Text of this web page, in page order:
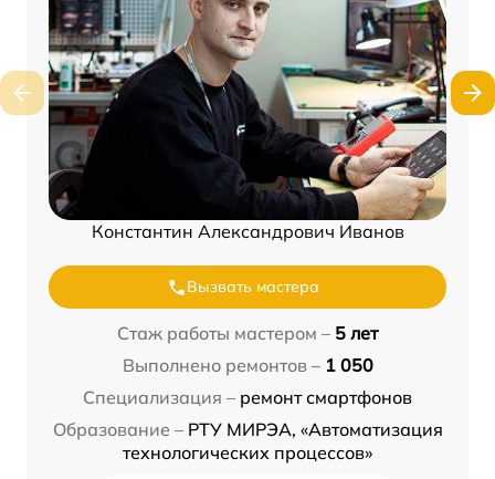
Константин Александрович Иванов
Вызвать мастера
Стаж работы мастером – 5 лет
Выполнено ремонтов – 1 050
Специализация – ремонт смартфонов
Образование – РТУ МИРЭА, «Автоматизация
технологических процессов»